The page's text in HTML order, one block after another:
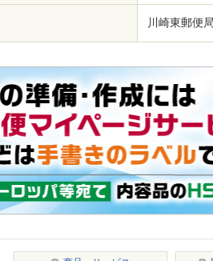
川崎東郵便